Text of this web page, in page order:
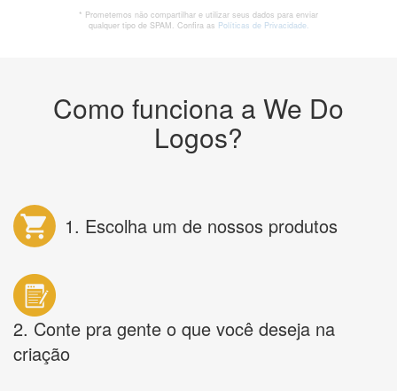
* Prometemos não compartilhar e utilizar seus dados para enviar
qualquer tipo de SPAM. Confira as Políticas de Privacidade.
Como funciona a We Do
Logos?
1. Escolha um de nossos produtos
2. Conte pra gente o que você deseja na
criação